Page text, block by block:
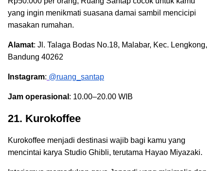
yang ingin menikmati suasana damai sambil mencicipi
masakan rumahan.
Alamat: Jl. Talaga Bodas No.18, Malabar, Kec. Lengkong,
Bandung 40262
Instagram: @ruang_santap
Jam operasional : 10.00–20.00 WIB
21. Kurokoffee
Kurokoffee menjadi destinasi wajib bagi kamu yang
mencintai karya Studio Ghibli, terutama Hayao Miyazaki.